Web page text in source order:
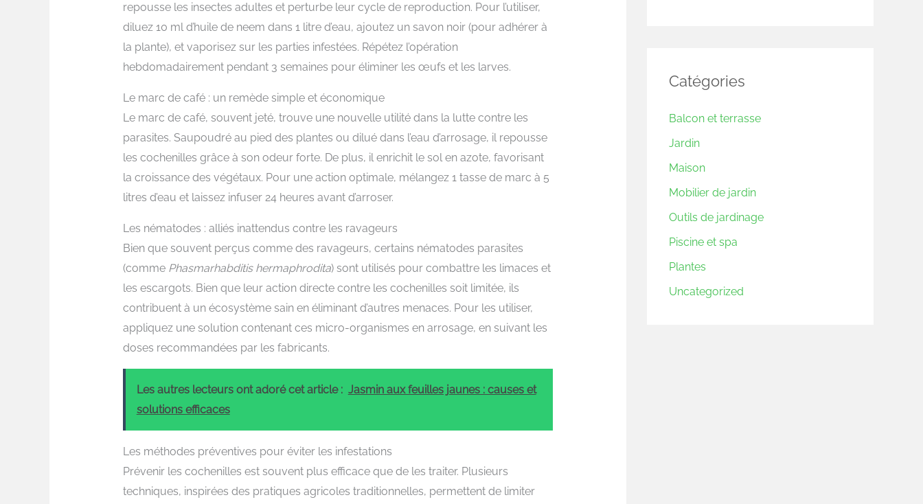
repousse les insectes adultes et perturbe leur cycle de reproduction. Pour l’utiliser,
diluez 10 ml d’huile de neem dans 1 litre d’eau, ajoutez un savon noir (pour adhérer à
la plante), et vaporisez sur les parties infestées. Répétez l’opération
hebdomadairement pendant 3 semaines pour éliminer les œufs et les larves.
Le marc de café : un remède simple et économique
Le marc de café, souvent jeté, trouve une nouvelle utilité dans la lutte contre les
parasites. Saupoudré au pied des plantes ou dilué dans l’eau d’arrosage, il repousse
les cochenilles grâce à son odeur forte. De plus, il enrichit le sol en azote, favorisant
la croissance des végétaux. Pour une action optimale, mélangez 1 tasse de marc à 5
litres d’eau et laissez infuser 24 heures avant d’arroser.
Les nématodes : alliés inattendus contre les ravageurs
Bien que souvent perçus comme des ravageurs, certains nématodes parasites
(comme Phasmarhabditis hermaphrodita) sont utilisés pour combattre les limaces et
les escargots. Bien que leur action directe contre les cochenilles soit limitée, ils
contribuent à un écosystème sain en éliminant d’autres menaces. Pour les utiliser,
appliquez une solution contenant ces micro-organismes en arrosage, en suivant les
doses recommandées par les fabricants.
Les autres lecteurs ont adoré cet article : Jasmin aux feuilles jaunes : causes et
solutions efficaces
Les méthodes préventives pour éviter les infestations
Prévenir les cochenilles est souvent plus efficace que de les traiter. Plusieurs
techniques, inspirées des pratiques agricoles traditionnelles, permettent de limiter
Catégories
Balcon et terrasse
Jardin
Maison
Mobilier de jardin
Outils de jardinage
Piscine et spa
Plantes
Uncategorized